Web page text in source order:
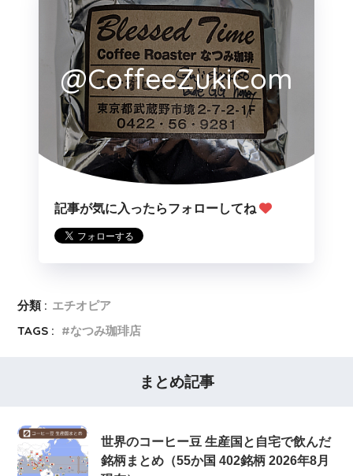
@CoffeeZukiCom
記事が気に入ったらフォローしてね
分類 : エチオピア
TAGS :
なつみ珈琲店
まとめ記事
世界のコーヒー豆 生産国と自宅で飲んだ
銘柄まとめ（55か国 402銘柄 2026年8月